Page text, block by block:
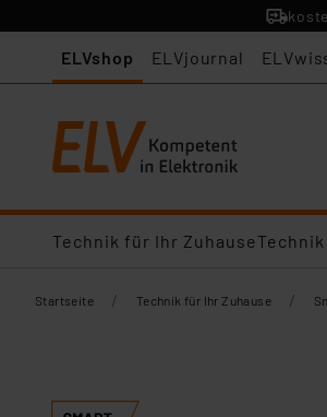
ELVshop ELVjournal
Technik für Ihr Zuhause
Startseite / Technik für Ihr Zuhause /